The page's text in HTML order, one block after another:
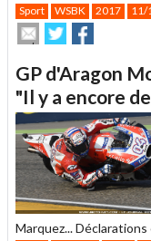
Sport WSBK 2017 11/
Envoyer
cet
à
un
ami
Partager
sur
sur
GP d'Aragon
"Il y a encore
Marquez...